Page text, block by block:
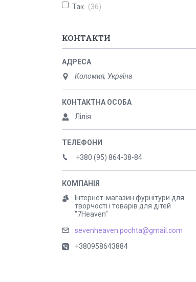
Так 36
КОНТАКТИ
Коломия, Україна
Лілія
+380 (95) 864-38-84
Інтернет-магазин фурнітури для
творчості і товарів для дітей
"7Heaven"
sevenheaven.pochta@gmail.com
+380958643884